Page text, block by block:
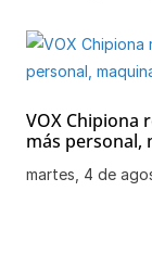
VOX Chipiona
más personal,
martes, 4 de